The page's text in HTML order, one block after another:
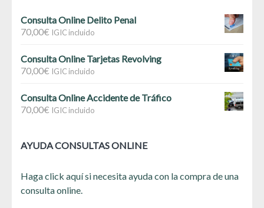
Consulta Online Delito Penal
70,00€ IGIC incluido
Consulta Online Tarjetas Revolving
70,00€ IGIC incluido
Consulta Online Accidente de Tráfico
70,00€ IGIC incluido
AYUDA CONSULTAS ONLINE
Haga click aquí si necesita ayuda con la compra de una
consulta online.